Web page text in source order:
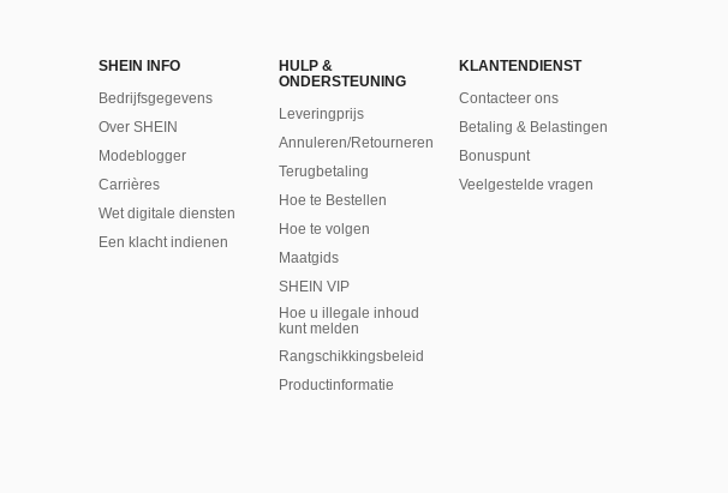
SHEIN INFO
Bedrijfsgegevens
Over SHEIN
Modeblogger
Carrières
Wet digitale diensten
Een klacht indienen
HULP &
ONDERSTEUNING
Leveringprijs
Annuleren/Retourneren
Terugbetaling
Hoe te Bestellen
Hoe te volgen
Maatgids
SHEIN VIP
Hoe u illegale inhoud
kunt melden
Rangschikkingsbeleid
​Productinformatie
KLANTENDIENST
Contacteer ons
Betaling & Belastingen
Bonuspunt
Veelgestelde vragen